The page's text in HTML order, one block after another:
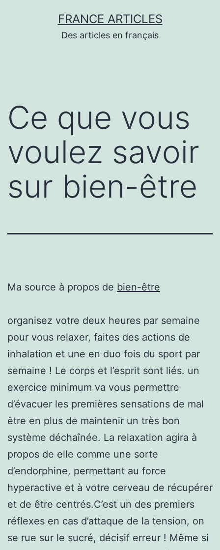
FRANCE ARTICLES
Des articles en français
Ce que vous
voulez savoir
sur bien-être
Ma source à propos de bien-être
organisez votre deux heures par semaine
pour vous relaxer, faites des actions de
inhalation et une en duo fois du sport par
semaine ! Le corps et l’esprit sont liés. un
exercice minimum va vous permettre
d’évacuer les premières sensations de mal
être en plus de maintenir un très bon
système déchaînée. La relaxation agira à
propos de elle comme une sorte
d’endorphine, permettant au force
hyperactive et à votre cerveau de récupérer
et de être centrés.C’est un des premiers
réflexes en cas d’attaque de la tension, on
se rue sur le sucré, décisif erreur ! Même si